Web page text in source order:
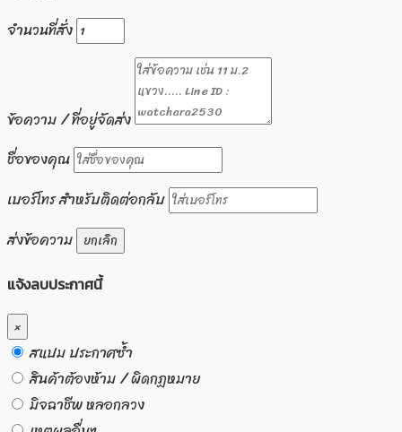
จำนวนที่สั่ง
ข้อความ / ที่อยู่จัดส่ง
ชื่อของคุณ
เบอร์โทร สำหรับติดต่อกลับ
ส่งข้อความ ยกเลิก
แจ้งลบประกาศนี้
×
สแปม ประกาศซ้ำ
สินค้าต้องห้าม / ผิดกฏหมาย
มิจฉาชีพ หลอกลวง